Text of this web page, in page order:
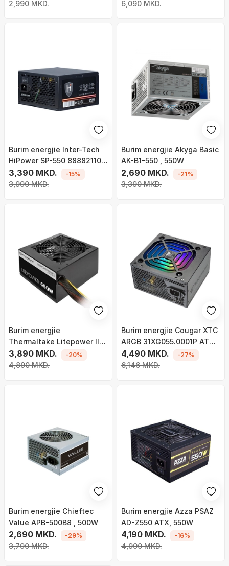
2,990 MKD. ATX, 550W
6,090 MKD.
Burim energjie Inter-Tech
HiPower SP-550 88882110
ATX, 550W
3,390 MKD.
3,990 MKD.
-15%
Burim energjie Akyga Basic
AK-B1-550 , 550W
2,690 MKD.
3,390 MKD.
-21%
Burim energjie
Thermaltake Litepower II
Black PS-LTP-
0550NPCNEU-2 ATX, 550W
3,890 MKD.
4,890 MKD.
-20%
Burim energjie Cougar XTC
ARGB 31XG055.0001P ATX,
550W
4,490 MKD.
6,146 MKD.
-27%
Burim energjie Chieftec
Value APB-500B8 , 500W
2,690 MKD.
3,790 MKD.
-29%
Burim energjie Azza PSAZ
AD-Z550 ATX, 550W
4,190 MKD.
4,990 MKD.
-16%